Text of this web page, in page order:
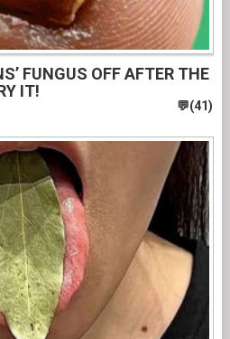
FUNGUS OFF AFTER THE
IT!